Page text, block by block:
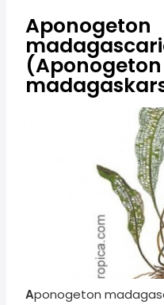
Aponogeton
(Aponogeton
Informacje o artykule
Aponogeton